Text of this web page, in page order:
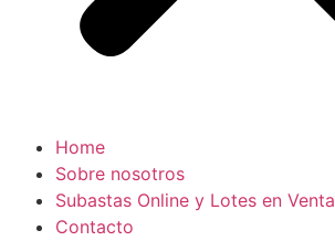
Home
Sobre nosotros
Subastas Online y Lotes en Venta
Contacto